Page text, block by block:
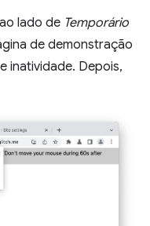
lado de Temporário
de demonstração
inatividade. Depois,